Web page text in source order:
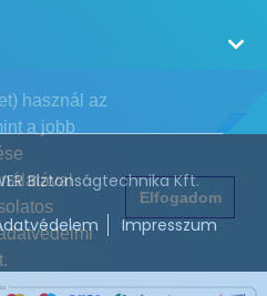
Biztonságtechnika Kft.
Impresszum
használ az
a jobb
Elfogadom